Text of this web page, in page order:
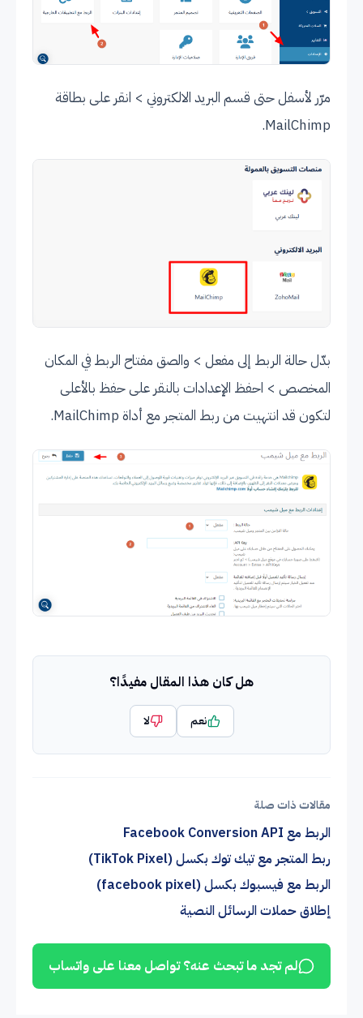
مرّر لأسفل حتى قسم البريد الالكتروني > انقر على بطاقة
MailChimp.
بدّل حالة الربط إلى مفعل > والصق مفتاح الربط في المكان
المخصص > احفظ الإعدادات بالنقر على حفظ بالأعلى
لتكون قد انتهيت من ربط المتجر مع أداة MailChimp.
هل كان هذا المقال مفيدًا؟
نعم لا
مقالات ذات صلة
الربط مع Facebook Conversion API
ربط المتجر مع تيك توك بكسل (TikTok Pixel)
الربط مع فيسبوك بكسل (facebook pixel)
إطلاق حملات الرسائل النصية
لم تجد ما تبحث عنه؟ تواصل معنا على واتساب